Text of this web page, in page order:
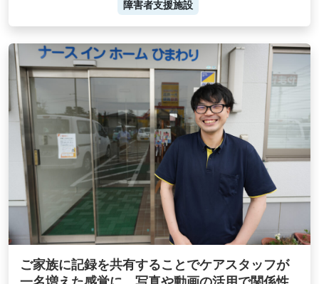
障害者支援施設
ご家族に記録を共有することでケアスタッフが